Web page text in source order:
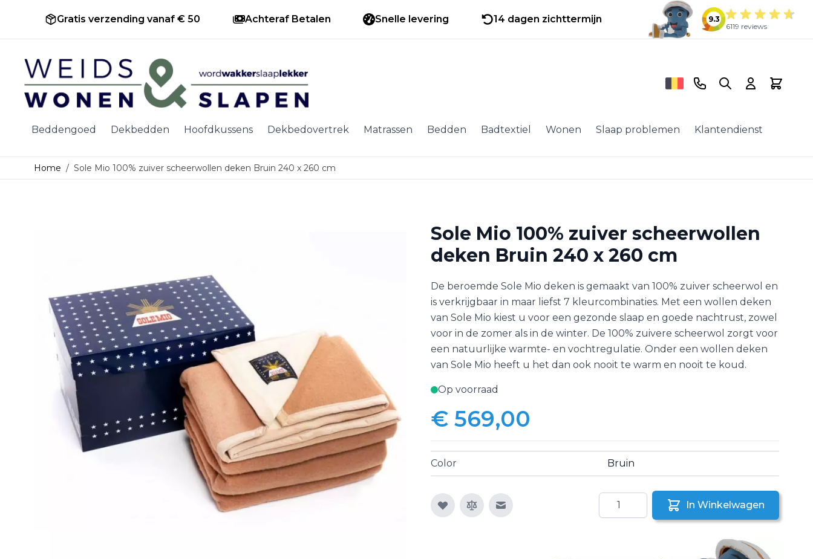
Gratis verzending vanaf € 50 Achteraf Betalen Snelle levering 14 dagen zichttermijn
9.3
6119 reviews
Ga naar de inhoud
Beddengoed Dekbedden Hoofdkussens Dekbedovertrek Matrassen Bedden Badtextiel Wonen Slaap problemen Klantendienst
Telefoonnummer
Search Cart
Home / Sole Mio 100% zuiver scheerwollen deken Bruin 240 x 260 cm
Sole Mio 100% zuiver scheerwollen
deken Bruin 240 x 260 cm
De beroemde Sole Mio deken is gemaakt van 100% zuiver scheerwol en
is verkrijgbaar in maar liefst 7 kleurcombinaties. Met een wollen deken
van Sole Mio kiest u voor een gezonde slaap en goede nachtrust, zowel
voor in de zomer als in de winter. De 100% zuivere scheerwol zorgt voor
een natuurlijke warmte- en vochtregulatie. Onder een wollen deken
van Sole Mio heeft u het dan ook nooit te warm en nooit te koud.
Op voorraad
€ 569,00
Color Bruin
E-mail naar een vriend
Aantal
In Winkelwagen